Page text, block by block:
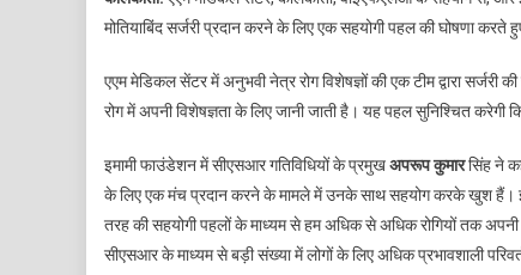
मोतियाबिंद सर्जरी प्रदान करने के लिए एक सहयोगी पहल की घोषणा करते
एएम मेडिकल सेंटर में अनुभवी नेत्र रोग विशेषज्ञों की एक टीम द्वारा
रोग में अपनी विशेषज्ञता के लिए जानी जाती है। यह पहल सुनिश्चित
इमामी फाउंडेशन में सीएसआर गतिविधियों के प्रमुखअपरूप कुमारसिंह ने
के लिए एक मंच प्रदान करने के मामले में उनके साथ सहयोग करके खुश हैं।
तरह की सहयोगी पहलों के माध्यम से हम अधिक से अधिक रोगियों तक
सीएसआर के माध्यम से बड़ी संख्या में लोगों के लिए अधिक प्रभावशाली